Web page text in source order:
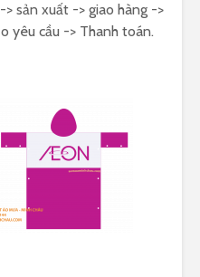
sản xuất -> giao hàng ->
yêu cầu -> Thanh toán.